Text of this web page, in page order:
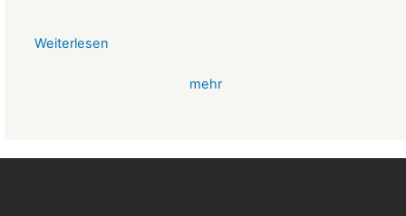
Weiterlesen
mehr